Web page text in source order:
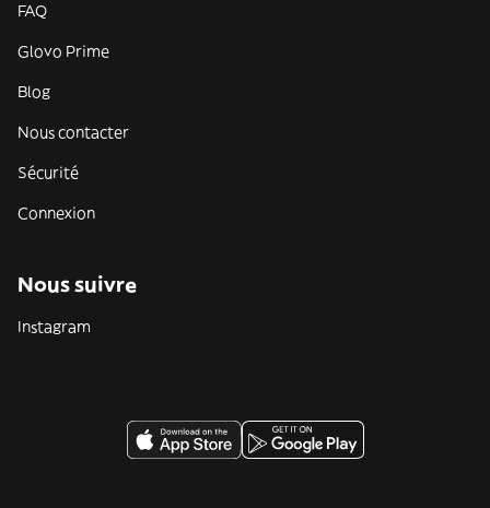
FAQ
Glovo Prime
Blog
Nous contacter
Sécurité
Connexion
Nous suivre
Instagram